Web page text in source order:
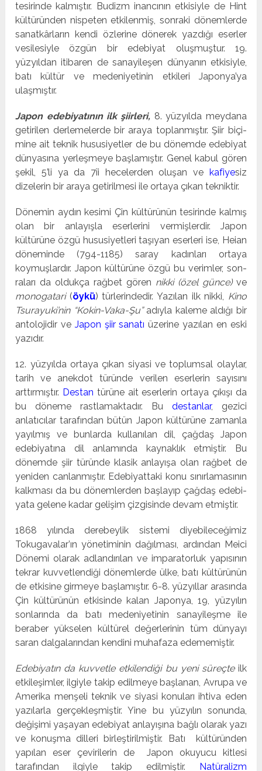
tesirinde kalmıştır. Budizm inancının etkisiyle de Hint
kültü­ründen nispeten etkilenmiş, sonraki dönemlerde
sanatkârların kendi özlerine dönerek yazdığı eserler
vesilesiyle özgün bir edebiyat oluşmuştur. 19.
yüzyıldan itibaren de sana­yileşen dünyanın etkisiyle,
batı kültür ve medeniyetinin etkileri Japonya’ya
ulaşmıştır.
Japon edebiyatının ilk şiirleri, 8. yüzyılda meydana
getirilen derlemelerde bir araya toplanmıştır. Şiir biçi­
mine ait teknik hususiyetler de bu dönemde edebiyat
dünyasına yerleşmeye başlamıştır. Genel kabul gören
şekil, 5’li ya da 7îi hecelerden oluşan ve
kafiyesiz
dizelerin bir araya getirilmesi ile ortaya çıkan tekniktir.
Dönemin aydın kesimi Çin kültürünün tesirinde kalmış
olan bir anlayışla eserlerini vermişlerdir. Japon
kültürüne özgü hususiyetleri taşıyan eserleri ise, Heian
döneminde (794-1185) saray kadınları ortaya
koymuşlardır. Japon kültürüne özgü bu verimler, son­
raları da oldukça rağbet gören nikki (özel günce)ve
monogatari(öykü) türlerindedir. Yazılan ilk nikki, Kino
Tsurayuki’nin “Kokin-Vaka-Şu”adıyla kaleme aldığı bir
antolojidir ve Japon şiir sanatı üzerine yazılan en eski
yazıdır.
12. yüzyılda ortaya çıkan siyasi ve toplumsal olaylar,
tarih ve anekdot türünde verilen eserlerin sayısını
arttırmıştır. Destan türüne ait eserlerin ortaya çıkışı da
bu döneme rastlamaktadır. Bu destanlar, gezici
anlatıcılar tarafından bütün Japon kültürüne zamanla
yayılmış ve bunlarda kullanılan dil, çağdaş Japon
edebiyatına dil anlamında kaynaklık etmiştir. Bu
dönemde şiir türünde klasik anlayışa olan rağbet de
yeniden canlanmıştır. Edebiyattaki konu sınırlamasının
kalkması da bu dönemlerden başlayıp çağdaş edebi­
yata gelene kadar gelişim çizgisinde devam etmiştir.
1868 yılında derebeylik sistemi diyebileceğimiz
Tokugavalar’ın yönetiminin dağılma­sı, ardından Meici
Dönemi olarak adlandırılan ve imparatorluk yapısının
tekrar kuvvet­lendiği dönemlerde ülke, batı kültürünün
de etkisine girmeye başlamıştır. 6-8. yüzyıllar arasında
Çin kültürünün etkisinde kalan Japonya, 19, yüzyılın
sonlarında da batı me­deniyetinin sanayileşme ile
beraber yükselen kültürel değerlerinin tüm dünyayı
saran dalgalarından kendini muhafaza edememiştir.
Edebiyatın da kuvvetle etkilendiği bu yeni süreçteilk
etkileşimler, ilgiyle takip edilme­ye başlanan, Avrupa ve
Amerika menşeli teknik ve siyasi konuları ihtiva eden
yazılarla gerçekleşmiştir. Yine bu yüzyılın sonunda,
değişimi yaşayan edebiyat anlayışına bağlı olarak yazı
ve konuşma dilleri birleştirilmiştir. Batı kültüründen
yapılan eser çevirilerin de Japon okuyucu kitlesi
tarafından ilgiyle takip edilmiştir.
Natüralizm